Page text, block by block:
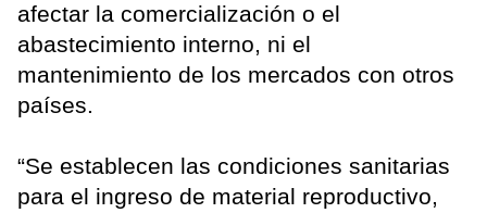
afectar la comercialización o el
abastecimiento interno, ni el
mantenimiento de los mercados con otros
países.
“Se establecen las condiciones sanitarias
para el ingreso de material reproductivo,